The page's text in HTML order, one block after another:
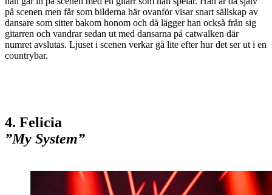
på scenen men får som bilderna här ovanför visar snart sällskap av
dansare som sitter bakom honom och då lägger han också från sig
gitarren och vandrar sedan ut med dansarna på catwalken där
numret avslutas. Ljuset i scenen verkar gå lite efter hur det ser ut i en
countrybar.
4. Felicia
”My System”